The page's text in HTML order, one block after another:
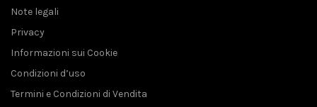
Note legali
Privacy
Informazioni sui Cookie
Condizioni d’uso
Termini e Condizioni di Vendita